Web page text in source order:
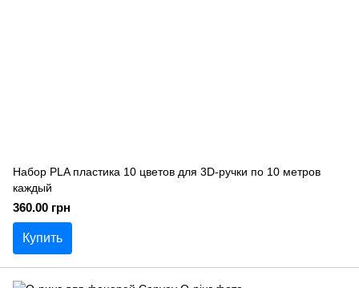
Набор PLA пластика 10 цветов для 3D-ручки по 10 метров
каждый
360.00 грн
Купить